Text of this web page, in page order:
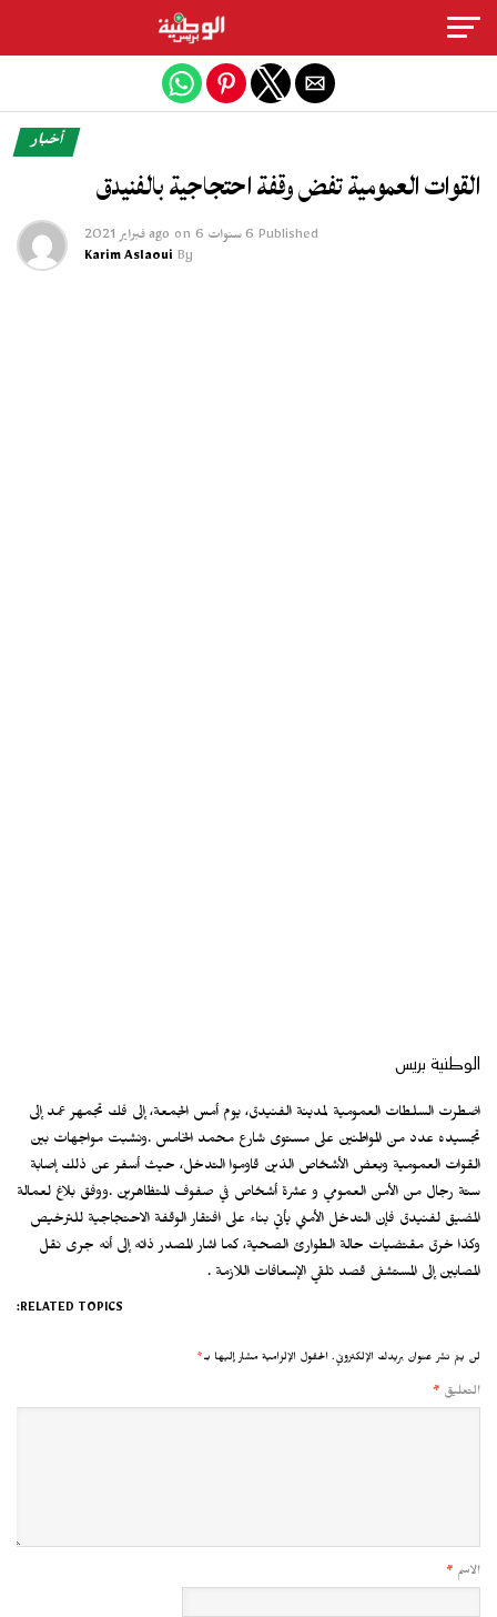
أخبار
القوات العمومية تفض وقفة احتجاجية بالفنيدق
Published 6 سنوات ago on 6 فبراير 2021
By
Karim Aslaoui
الوطنية بريس
اضطرت السلطات العمومية لمدينة الفنيدق، يوم أمس الجمعة، إلى فك تجمهر عمد إلى
تجسيده عدد من المواطنين على مستوى شارع محمد الخامس .ونشبت مواجهات بين
القوات العمومية وبعض الأشخاص الذين قاوموا التدخل، حيث أسفر عن ذلك إصابة
ستة رجال من الأمن العمومي و عشرة أشخاص في صفوف المتظاهرين .ووفق بلاغ لعمالة
المضيق لفنيدق فإن التدخل الأمني يأتي بناء على افتقار الوقفة الاحتجاجية للترخيص
وكذا خرق مقتضيات حالة الطوارئ الصحية، كما اشار المصدر ذاته إلى أنه جرى نقل
المصابين إلى المستشفى قصد تلقي الإسعافات اللازمة .
RELATED TOPICS:
لن يتم نشر عنوان بريدك الإلكتروني. الحقول الإلزامية مشار إليها بـ*
التعليق *
الاسم *
Exit mobile version